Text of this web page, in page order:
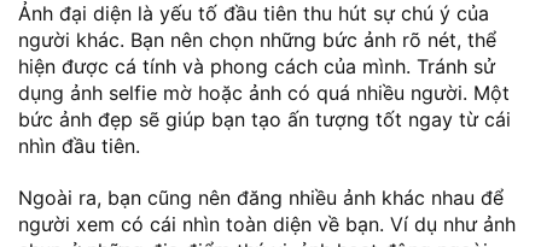
Ảnh đại diện là yếu tố đầu tiên thu hút sự chú ý của
người khác. Bạn nên chọn những bức ảnh rõ nét, thể
hiện được cá tính và phong cách của mình. Tránh sử
dụng ảnh selfie mờ hoặc ảnh có quá nhiều người. Một
bức ảnh đẹp sẽ giúp bạn tạo ấn tượng tốt ngay từ cái
nhìn đầu tiên.
Ngoài ra, bạn cũng nên đăng nhiều ảnh khác nhau để
người xem có cái nhìn toàn diện về bạn. Ví dụ như ảnh